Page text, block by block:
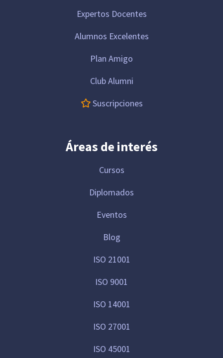
Expertos Docentes
Alumnos Excelentes
Plan Amigo
Club Alumni
Suscripciones
Áreas de interés
Cursos
Diplomados
Eventos
Blog
ISO 21001
ISO 9001
ISO 14001
ISO 27001
ISO 45001